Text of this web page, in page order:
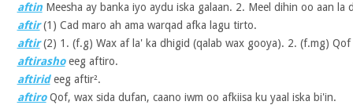
aftinMeesha ay banka iyo aydu iska galaan. 2. Meel dihin oo aan la
aftir(1) Cad maro ah ama warqad afka lagu tirto.
aftir(2) 1. (f.g) Wax af la' ka dhigid (qalab wax gooya). 2. (f.mg)
aftirashoeeg aftiro.
aftirideeg aftir².
aftiroQof, wax sida dufan, caano iwm oo afkiisa ku yaal iska bi'in.